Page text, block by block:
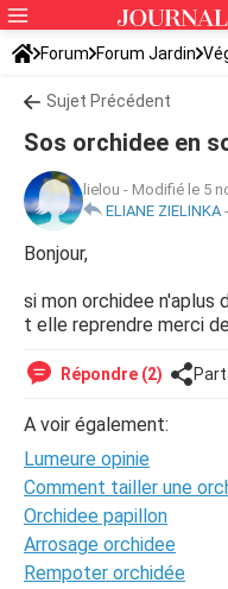
Forum Forum Jardin
Sujet Précédent
Sos orchidee en
lielou - Modifié le 5
ELIANE ZIELINKA-
Bonjour,
si mon orchidee
t elle reprendre merci
Répondre (2)
A voir également:
Lumeure opinie
Comment tailler une
Orchidee papillon
Arrosage orchidee
Rempoter orchidée